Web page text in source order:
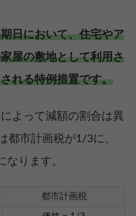
日において、住宅やア
屋の敷地として利用さ
れる特例措置です。
よって減額の割合は異
都市計画税が1/3に、
ります。
都市計画税